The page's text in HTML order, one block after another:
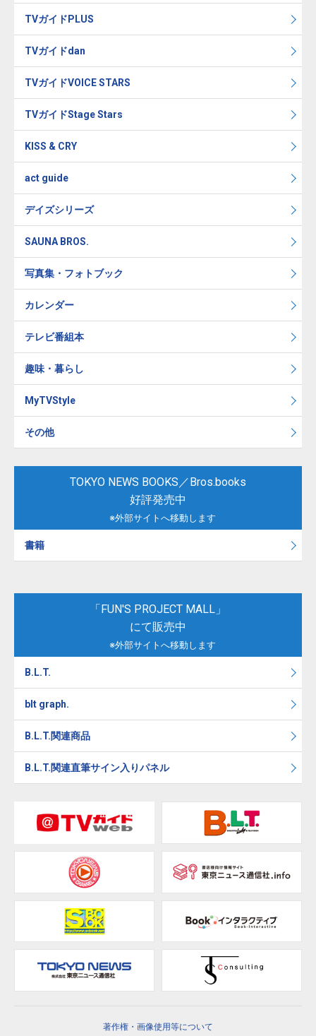
TVガイドPLUS
TVガイドdan
TVガイドVOICE STARS
TVガイドStage Stars
KISS & CRY
act guide
デイズシリーズ
SAUNA BROS.
写真集・フォトブック
カレンダー
テレビ番組本
趣味・暮らし
MyTVStyle
その他
TOKYO NEWS BOOKS／Bros.books
好評発売中
※外部サイトへ移動します
書籍
「FUN'S PROJECT MALL」
にて販売中
※外部サイトへ移動します
B.L.T.
blt graph.
B.L.T.関連商品
B.L.T.関連直筆サイン入りパネル
著作権・画像使用等について